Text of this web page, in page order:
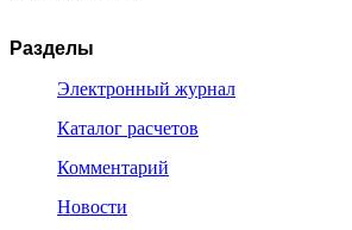
Разделы
Электронный журнал
Каталог расчетов
Комментарий
Новости